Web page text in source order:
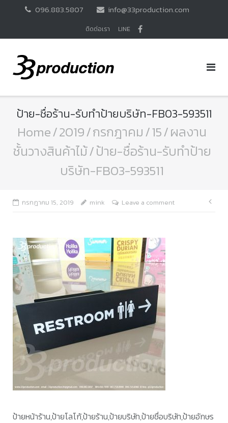
096.883.5807 info@33production.com
ติดต่อเรา LINE
ป้าย-ชื่อร้าน-รับทำป้ายบริษัท-FB03-593511
Home/2019/กรกฎาคม/15/ผลงาน
ชั้นวางสินค้าไม้/ป้าย-ชื่อร้าน-รับทำป้าย
บริษัท-FB03-593511
กรกฎาคม 15, 2019 mink Leave a comment
แน
ป้ายหน้าร้าน,ป้ายโลโก้,ป้ายร้าน,ป้ายบริษัท,ป้ายชื่อบริษัท,ป้ายอักษร